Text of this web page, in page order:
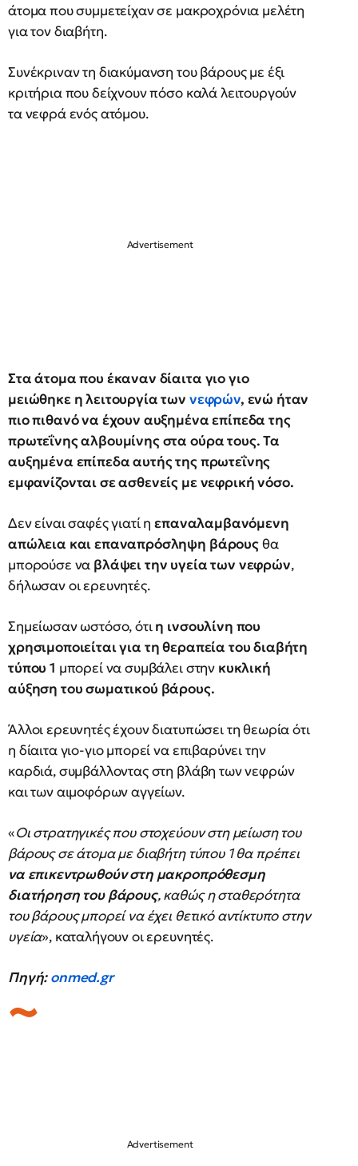
άτομα που συμμετείχαν σε μακροχρόνια μελέτη
για τον διαβήτη.
Συνέκριναν τη διακύμανση του βάρους με έξι
κριτήρια που δείχνουν πόσο καλά λειτουργούν
τα νεφρά ενός ατόμου.
Στα άτομα που έκαναν δίαιτα γιο γιο
μειώθηκε η λειτουργία των νεφρών, ενώ ήταν
πιο πιθανό να έχουν αυξημένα επίπεδα της
πρωτεΐνης αλβουμίνης στα ούρα τους. Τα
αυξημένα επίπεδα αυτής της πρωτεΐνης
εμφανίζονται σε ασθενείς με νεφρική νόσο.
Δεν είναι σαφές γιατί ηεπαναλαμβανόμενη
απώλεια και επαναπρόσληψη βάρουςθα
μπορούσε να βλάψει την υγεία των νεφρών,
δήλωσαν οι ερευνητές.
Σημείωσαν ωστόσο, ότιη ινσουλίνη που
χρησιμοποιείται για τη θεραπεία του διαβήτη
τύπου 1 μπορεί να συμβάλει στην κυκλική
αύξηση του σωματικού βάρους.
Άλλοι ερευνητές έχουν διατυπώσει τη θεωρία ότι
η δίαιτα γιο-γιο μπορεί να επιβαρύνει την
καρδιά, συμβάλλοντας στη βλάβη των νεφρών
και των αιμοφόρων αγγείων.
«Οι στρατηγικές που στοχεύουν στη μείωση του
βάρους σε άτομα με διαβήτη τύπου 1 θα πρέπει
να επικεντρωθούν στη μακροπρόθεσμη
διατήρηση του βάρους, καθώς η σταθερότητα
του βάρους μπορεί να έχει θετικό αντίκτυπο στην
υγεία», καταλήγουν οι ερευνητές.
Πηγή:onmed.gr